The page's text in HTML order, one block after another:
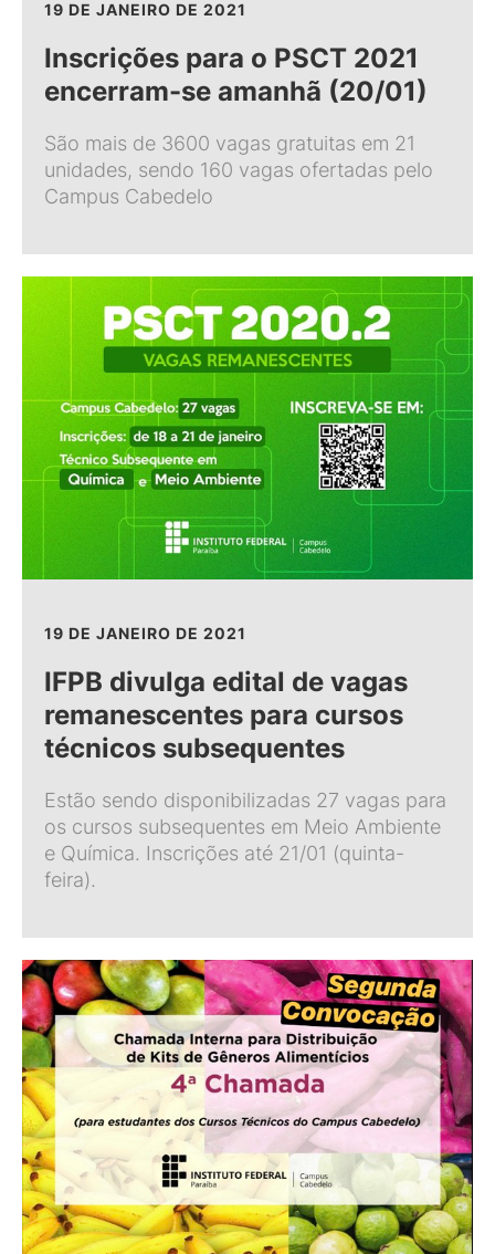
19 DE JANEIRO DE 2021
Inscrições para o PSCT 2021
encerram-se amanhã (20/01)
São mais de 3600 vagas gratuitas em 21
unidades, sendo 160 vagas ofertadas pelo
Campus Cabedelo
19 DE JANEIRO DE 2021
IFPB divulga edital de vagas
remanescentes para cursos
técnicos subsequentes
Estão sendo disponibilizadas 27 vagas para
os cursos subsequentes em Meio Ambiente
e Química. Inscrições até 21/01 (quinta-
feira).